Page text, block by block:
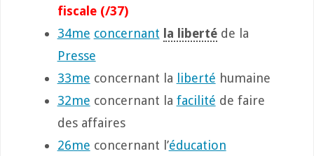
fiscale (/37)
34me concernant la libertéde la
Presse
33me concernant la liberté humaine
32me concernant la facilité de faire
des affaires
26me concernant l’éducation